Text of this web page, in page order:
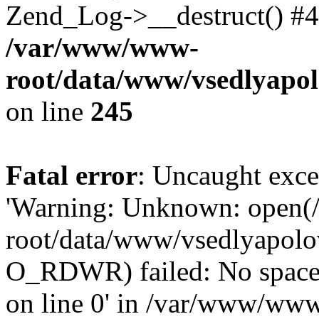
Zend_Log->__destruct()
/var/www/www-
root/data/www/
on line 245
Fatal error: Uncaught
'Warning: Unknown:
root/data/www/
O_RDWR) failed: No
on line 0' in /var/www/